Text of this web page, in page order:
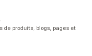
de produits, blogs, pages et